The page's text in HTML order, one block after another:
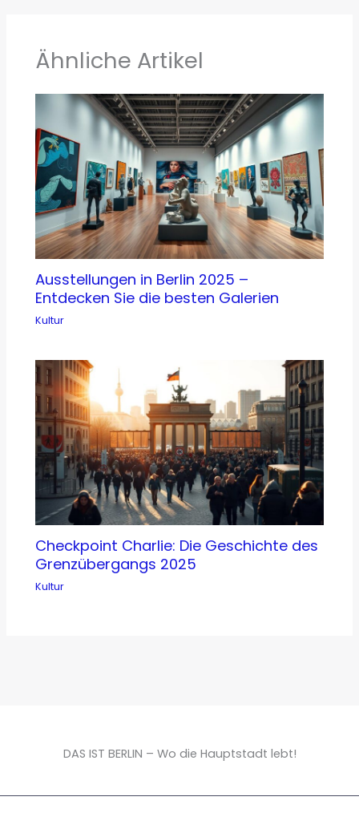
Ähnliche Artikel
Ausstellungen in Berlin 2025 –
Entdecken Sie die besten Galerien
Kultur
Checkpoint Charlie: Die Geschichte des
Grenzübergangs 2025
Kultur
DAS IST BERLIN – Wo die Hauptstadt lebt!